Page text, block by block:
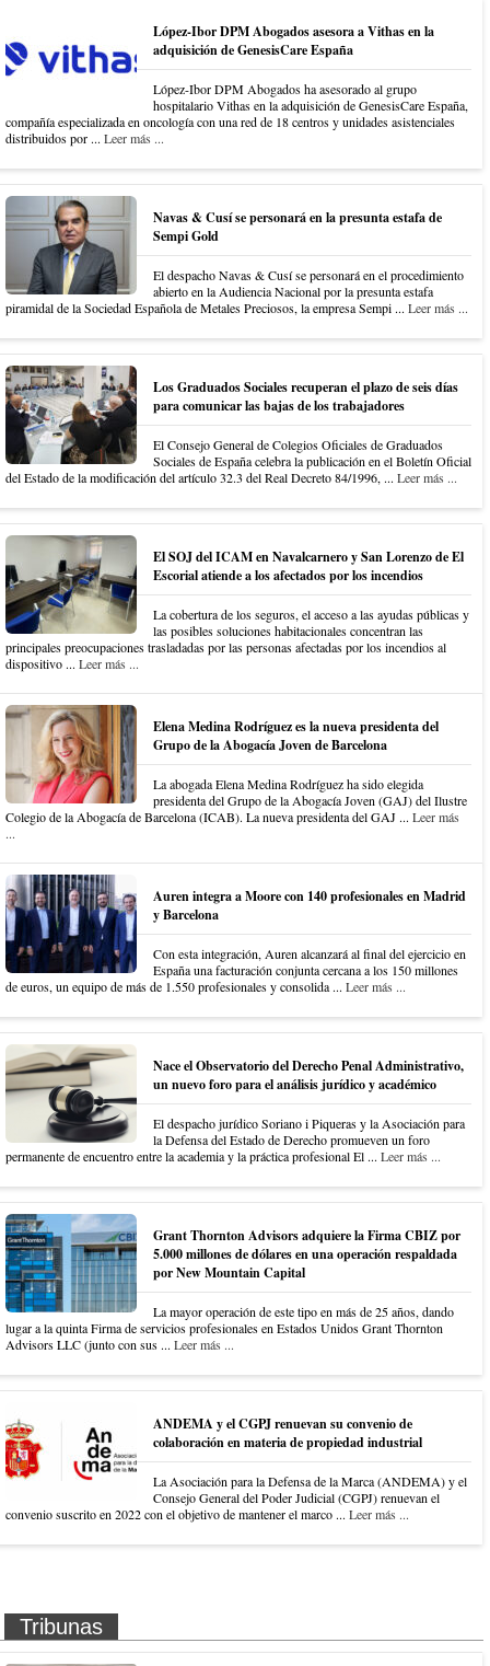
López-Ibor DPM Abogados asesora a Vithas en la
adquisición de GenesisCare España
López-Ibor DPM Abogados ha asesorado al grupo
hospitalario Vithas en la adquisición de GenesisCare España,
compañía especializada en oncología con una red de 18 centros y unidades asistenciales
distribuidos por ... Leer más ...
Navas & Cusí se personará en la presunta estafa de
Sempi Gold
El despacho Navas & Cusí se personará en el procedimiento
abierto en la Audiencia Nacional por la presunta estafa
piramidal de la Sociedad Española de Metales Preciosos, la empresa Sempi ... Leer más ...
Los Graduados Sociales recuperan el plazo de seis días
para comunicar las bajas de los trabajadores
El Consejo General de Colegios Oficiales de Graduados
Sociales de España celebra la publicación en el Boletín Oficial
del Estado de la modificación del artículo 32.3 del Real Decreto 84/1996, ... Leer más ...
El SOJ del ICAM en Navalcarnero y San Lorenzo de El
Escorial atiende a los afectados por los incendios
La cobertura de los seguros, el acceso a las ayudas públicas y
las posibles soluciones habitacionales concentran las
principales preocupaciones trasladadas por las personas afectadas por los incendios al
dispositivo ... Leer más ...
Elena Medina Rodríguez es la nueva presidenta del
Grupo de la Abogacía Joven de Barcelona
La abogada Elena Medina Rodríguez ha sido elegida
presidenta del Grupo de la Abogacía Joven (GAJ) del Ilustre
Colegio de la Abogacía de Barcelona (ICAB). La nueva presidenta del GAJ ... Leer más
...
Auren integra a Moore con 140 profesionales en Madrid
y Barcelona
Con esta integración, Auren alcanzará al final del ejercicio en
España una facturación conjunta cercana a los 150 millones
de euros, un equipo de más de 1.550 profesionales y consolida ... Leer más ...
Nace el Observatorio del Derecho Penal Administrativo,
un nuevo foro para el análisis jurídico y académico
El despacho jurídico Soriano i Piqueras y la Asociación para
la Defensa del Estado de Derecho promueven un foro
permanente de encuentro entre la academia y la práctica profesional El ... Leer más ...
Grant Thornton Advisors adquiere la Firma CBIZ por
5.000 millones de dólares en una operación respaldada
por New Mountain Capital
La mayor operación de este tipo en más de 25 años, dando
lugar a la quinta Firma de servicios profesionales en Estados Unidos Grant Thornton
Advisors LLC (junto con sus ... Leer más ...
ANDEMA y el CGPJ renuevan su convenio de
colaboración en materia de propiedad industrial
La Asociación para la Defensa de la Marca (ANDEMA) y el
Consejo General del Poder Judicial (CGPJ) renuevan el
convenio suscrito en 2022 con el objetivo de mantener el marco ... Leer más ...
Tribunas